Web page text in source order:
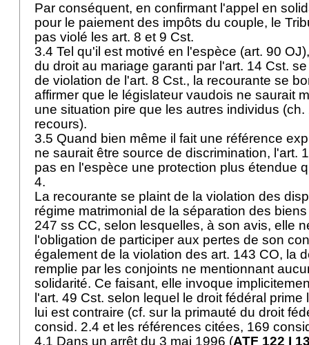
Par conséquent, en confirmant l'appel en
pour le paiement des impôts du couple, le
pas violé les art. 8 et 9 Cst.
3.4 Tel qu'il est motivé en l'espèce (art. 90 OJ
du droit au mariage garanti par l'art. 14 Cst.
de violation de l'art. 8 Cst., la recourante se
affirmer que le législateur vaudois ne saurait
une situation pire que les autres individus
recours).
3.5 Quand bien même il fait une référence
ne saurait être source de discrimination, l'art.
pas en l'espèce une protection plus étendue
4.
La recourante se plaint de la violation des
régime matrimonial de la séparation des
247 ss CC, selon lesquelles, à son avis, elle
l'obligation de participer aux pertes de son
également de la violation des art. 143 CO, la
remplie par les conjoints ne mentionnant
solidarité. Ce faisant, elle invoque
l'art. 49 Cst. selon lequel le droit fédéral prime
lui est contraire (cf. sur la primauté du droit
consid. 2.4 et les références citées, 169
4.1 Dans un arrêt du 3 mai 1996 (ATF 122 I